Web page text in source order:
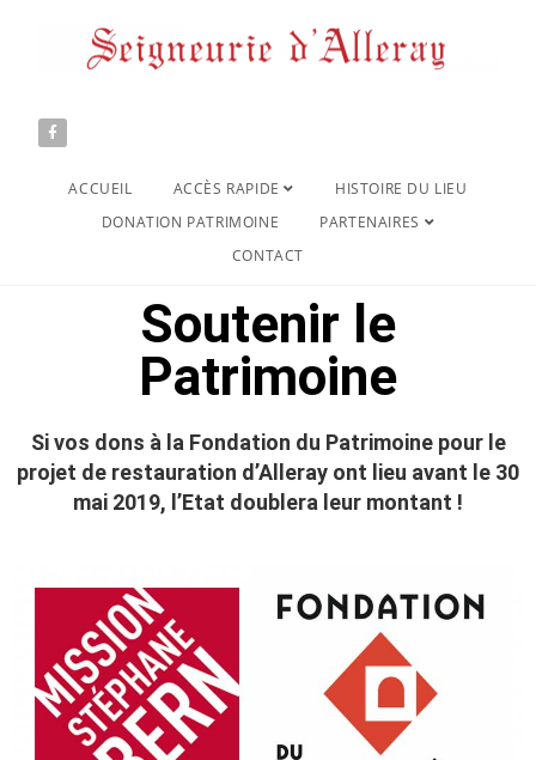
ACCUEIL ACCÈS RAPIDE
HISTOIRE DU LIEU
DONATION PATRIMOINE
PARTENAIRES
CONTACT
Soutenir le
Patrimoine
Si vos dons à la Fondation du Patrimoine pour le
projet de restauration d’Alleray ont lieu avant le 30
mai 2019, l’Etat doublera leur montant !